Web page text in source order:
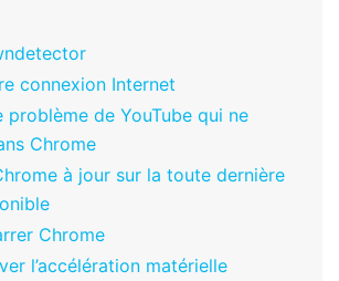
connexion Internet
problème de YouTube qui ne
Chrome
à jour sur la toute dernière
Chrome
l’accélération matérielle